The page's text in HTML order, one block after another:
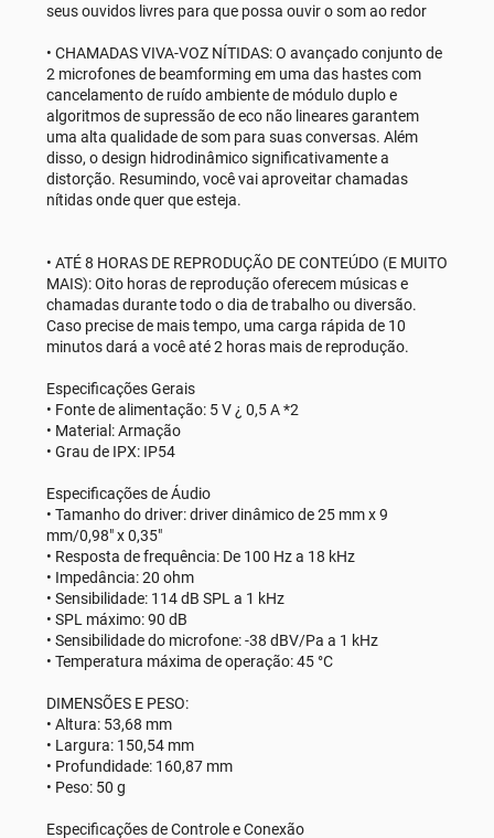
seus ouvidos livres para que possa ouvir o som ao redor
• CHAMADAS VIVA-VOZ NÍTIDAS: O avançado conjunto de
2 microfones de beamforming em uma das hastes com
cancelamento de ruído ambiente de módulo duplo e
algoritmos de supressão de eco não lineares garantem
uma alta qualidade de som para suas conversas. Além
disso, o design hidrodinâmico significativamente a
distorção. Resumindo, você vai aproveitar chamadas
nítidas onde quer que esteja.
• ATÉ 8 HORAS DE REPRODUÇÃO DE CONTEÚDO (E MUITO
MAIS): Oito horas de reprodução oferecem músicas e
chamadas durante todo o dia de trabalho ou diversão.
Caso precise de mais tempo, uma carga rápida de 10
minutos dará a você até 2 horas mais de reprodução.
Especificações Gerais
• Fonte de alimentação: 5 V ¿ 0,5 A *2
• Material: Armação
• Grau de IPX: IP54
Especificações de Áudio
• Tamanho do driver: driver dinâmico de 25 mm x 9
mm/0,98" x 0,35"
• Resposta de frequência: De 100 Hz a 18 kHz
• Impedância: 20 ohm
• Sensibilidade: 114 dB SPL a 1 kHz
• SPL máximo: 90 dB
• Sensibilidade do microfone: -38 dBV/Pa a 1 kHz
• Temperatura máxima de operação: 45 °C
DIMENSÕES E PESO:
• Altura: 53,68 mm
• Largura: 150,54 mm
• Profundidade: 160,87 mm
• Peso: 50 g
Especificações de Controle e Conexão